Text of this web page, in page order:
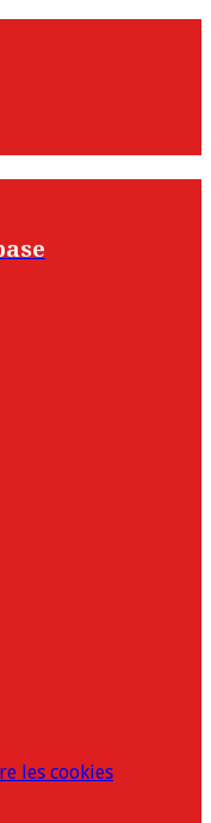
les cookies